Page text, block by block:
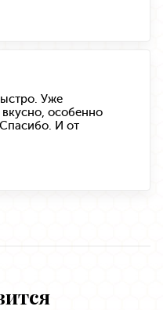
Уже
особенно
И от